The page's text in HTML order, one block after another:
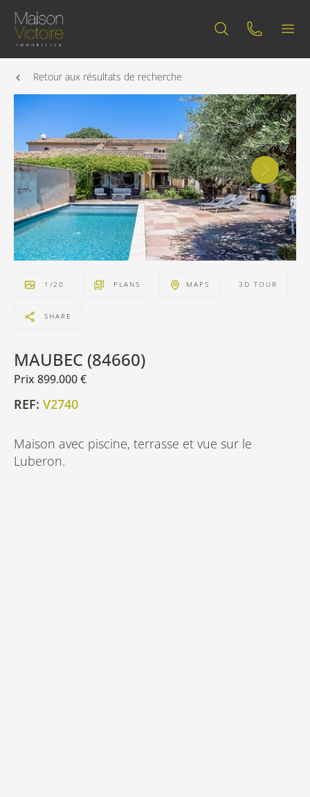
Retour aux résultats de recherche
1 /20 PLANS MAPS 3D TOUR
SHARE
MAUBEC (84660)
Prix 899.000 €
REF: V2740
Maison avec piscine, terrasse et vue sur le
Luberon.